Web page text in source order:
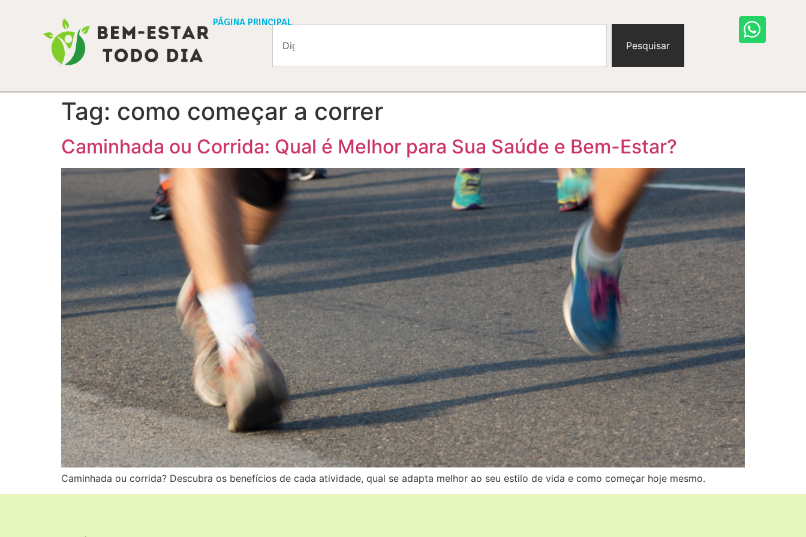
PÁGINA PRINCIPAL
Pesquisar
Tag: como começar a correr
Caminhada ou Corrida: Qual é Melhor para Sua Saúde e Bem-Estar?
Caminhada ou corrida? Descubra os benefícios de cada atividade, qual se adapta melhor ao seu estilo de vida e como começar hoje mesmo.